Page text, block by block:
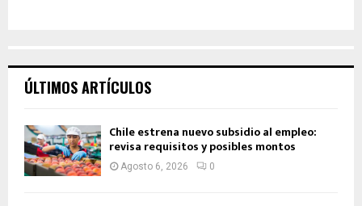
ÚLTIMOS ARTÍCULOS
Chile estrena nuevo subsidio al empleo:
revisa requisitos y posibles montos
Agosto 6, 2026 0